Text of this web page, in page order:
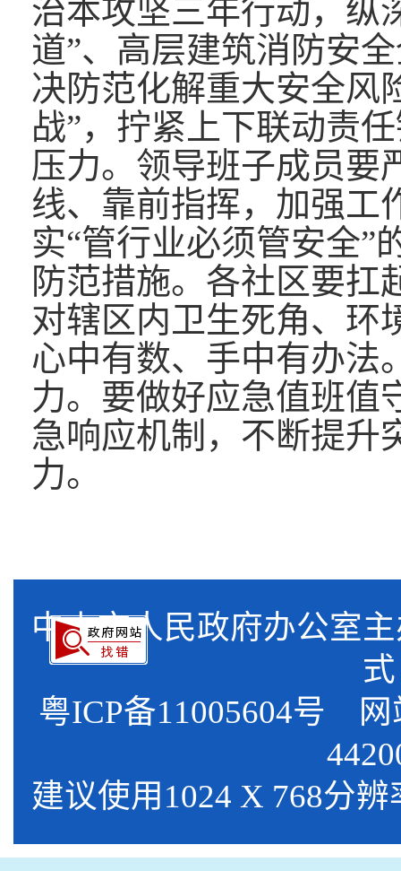
治本攻坚三年行动，纵
道”、高层建筑消防安
决防范化解重大安全风
战”，拧紧上下联动责
压力。领导班子成员要
线、靠前指挥，加强工
实“管行业必须管安全”
防范措施。各社区要扛
对辖区内卫生死角、环
心中有数、手中有办法
力。要做好应急值班值
急响应机制，不断提升
力。
中山市人民政府办公
式
粤ICP备11005604号 网
建议使用1024 X 768分